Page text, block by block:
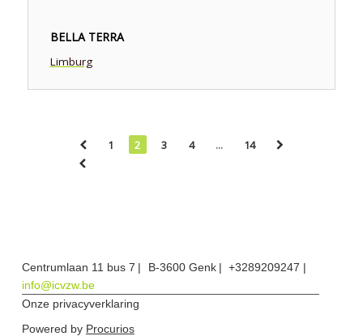
BELLA TERRA
Limburg
1 2 3 4 ... 14
Centrumlaan 11 bus 7 B-3600 Genk
+3289209247
info@icvzw.be
Onze privacyverklaring
Powered by Procurios